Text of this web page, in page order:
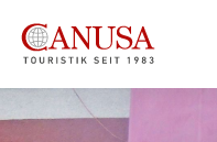
Reiseziele